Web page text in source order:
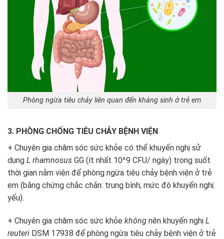
Phòng ngừa tiêu chảy liên quan đến kháng sinh ở trẻ em
3. PHÒNG CHỐNG TIÊU CHẢY BỆNH VIỆN
+ Chuyên gia chăm sóc sức khỏe có thể khuyến nghị sử
dụng L rhamnosus GG (ít nhất 10^9 CFU/ ngày) trong suốt
thời gian nằm viện để phòng ngừa tiêu chảy bệnh viện ở trẻ
em (bằng chứng chắc chắn: trung bình; mức độ khuyến nghị:
yếu).
+ Chuyên gia chăm sóc sức khỏe không nên khuyến nghị L
reuteri DSM 17938 để phòng ngừa tiêu chảy bệnh viện ở trẻ